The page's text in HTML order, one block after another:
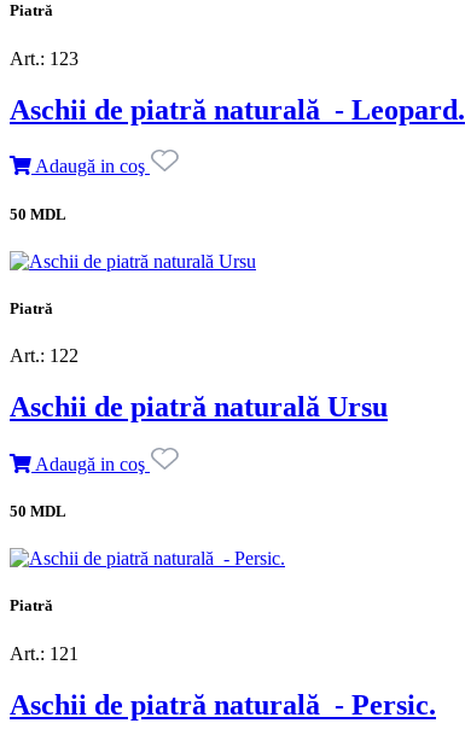
Piatră
Art.: 123
Aschii de piatră naturală - Leopard.
Adaugă in coş
50 MDL
Piatră
Art.: 122
Aschii de piatră naturală Ursu
Adaugă in coş
50 MDL
Piatră
Art.: 121
Aschii de piatră naturală - Persic.